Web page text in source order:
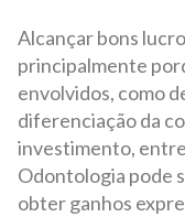
Alcançar bons
principalmente
envolvidos, como
diferenciação da
investimento,
Odontologia pode
obter ganhos